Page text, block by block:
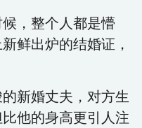
，整个人都是懵
鲜出炉的结婚证，
新婚丈夫，对方生
他的身高更引人注